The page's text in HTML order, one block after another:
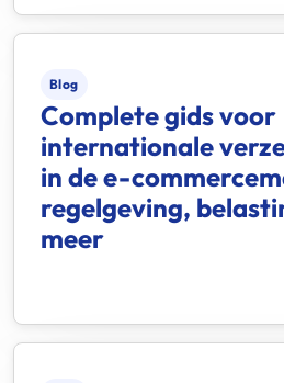
Blog
Complete gids voor
internationale
in de e-
regelgeving,
meer